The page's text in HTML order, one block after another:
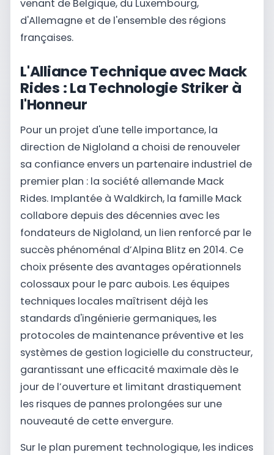
venant de Belgique, du Luxembourg,
d'Allemagne et de l'ensemble des régions
françaises.
L'Alliance Technique avec Mack
Rides : La Technologie Striker à
l'Honneur
Pour un projet d'une telle importance, la
direction de Nigloland a choisi de renouveler
sa confiance envers un partenaire industriel de
premier plan : la société allemande Mack
Rides. Implantée à Waldkirch, la famille Mack
collabore depuis des décennies avec les
fondateurs de Nigloland, un lien renforcé par le
succès phénoménal d’Alpina Blitz en 2014. Ce
choix présente des avantages opérationnels
colossaux pour le parc aubois. Les équipes
techniques locales maîtrisent déjà les
standards d'ingénierie germaniques, les
protocoles de maintenance préventive et les
systèmes de gestion logicielle du constructeur,
garantissant une efficacité maximale dès le
jour de l’ouverture et limitant drastiquement
les risques de pannes prolongées sur une
nouveauté de cette envergure.
Sur le plan purement technologique, les indices